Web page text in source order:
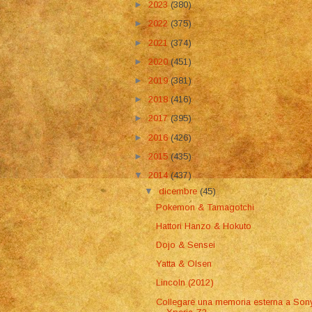
►2023(380)
►2022 (375)
►2021(374)
►2020(451)
►2019(381)
►2018(416)
►2017(395)
►2016(426)
►2015(435)
▼2014(437)
▼dicembre(45)
Pokemon & Tamagotchi
Hattori Hanzo & Hokuto
Dojo & Sensei
Yatta & Olsen
Lincoln (2012)
Collegare una memoria esterna a